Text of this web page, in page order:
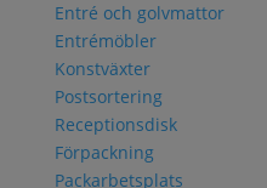
Entré och golvmattor
Entrémöbler
Konstväxter
Postsortering
Receptionsdisk
Förpackning
Packarbetsplats